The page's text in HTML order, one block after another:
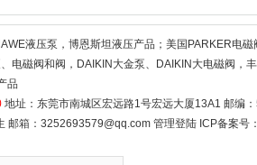
液压泵，博恩斯坦液压产品；美国PARKER电
磁阀和阀，DAIKIN大金泵、DAIKIN大电磁阀，
品
地址：东莞市南城区宏远路1号宏远大厦13A1 邮编
邮箱： 3252693579@qq.com 管理登陆ICP备案号：